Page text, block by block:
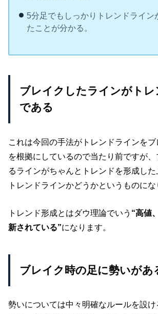
5分足でもしっかりトレンドライン
たことが分かる。
ブレイクしたラインがトレ
である
これは今回の手法がトレンドラインをブ
を根拠にしているので当たり前ですが
るラインがちゃんとトレンドを形成し
トレンドラインかどうかというものにな
トレンド形成とはダウ理論でいう “高値
新されている”になります。
ブレイク時の足に勢いがあ
勢いについては中々明確なルールを設